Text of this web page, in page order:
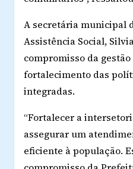
A secretária municipal
Assistência Social,
compromisso da
fortalecimento das
integradas.
“Fortalecer a
assegurar um
eficiente à população.